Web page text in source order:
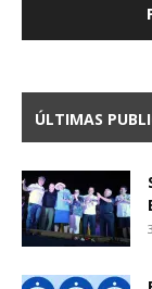
ÚLTIMAS